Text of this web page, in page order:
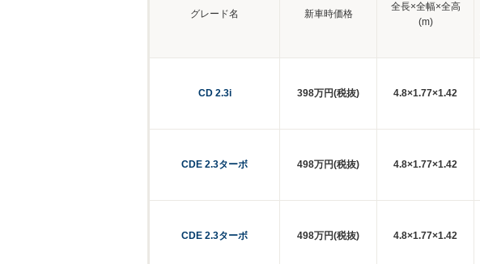
グレード名 新車時価格
全長×全幅×全高
(m)
CD 2.3i 398万円(税抜) 4.8×1.77×1.42
CDE 2.3ターボ 498万円(税抜) 4.8×1.77×1.42
CDE 2.3ターボ 498万円(税抜) 4.8×1.77×1.42